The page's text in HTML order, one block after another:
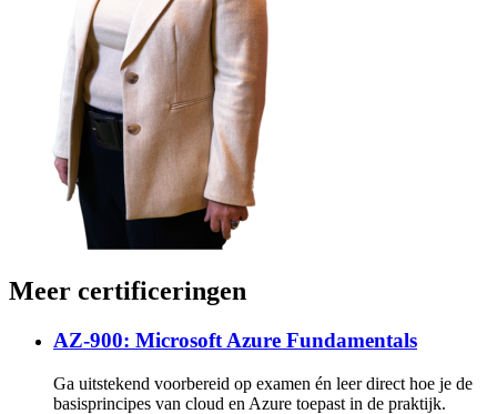
Meer certificeringen
AZ-900: Microsoft Azure Fundamentals
Ga uitstekend voorbereid op examen én leer direct hoe je de
basisprincipes van cloud en Azure toepast in de praktijk.